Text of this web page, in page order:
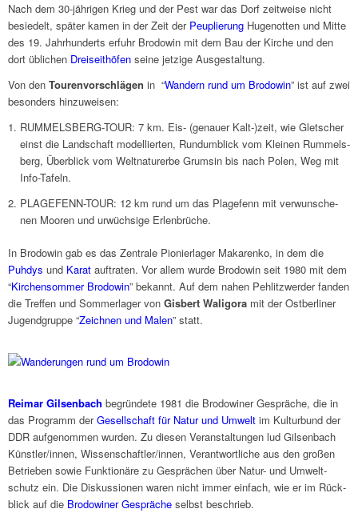
Nach dem 30-jähri­gen Krieg und der Pest war das Dorf zeit­weise nicht
besie­delt, später kamen in der Zeit der Peuplie­rung Huge­not­ten und Mitte
des 19. Jahr­hun­derts erfuhr Brodo­win mit dem Bau der Kirche und den
dort übli­chen Drei­seit­hö­fen seine jetzige Ausge­stal­tung.
Von den Touren­vor­schlä­gen in “Wandern rund um Brodo­win” ist auf zwei
beson­ders hinzu­wei­sen:
RUMMELSBERG-TOUR: 7 km. Eis- (genauer Kalt-)zeit, wie Glet­scher
einst die Land­schaft model­lier­ten, Rund­um­blick vom Klei­nen Rummels­
berg, Überblick vom Welt­na­tur­erbe Grum­sin bis nach Polen, Weg mit
Info-Tafeln.
PLAGEFENN-TOUR: 12 km rund um das Plage­fenn mit verwun­sche­
nen Mooren und urwüchsige Erlenbrüche.
In Brodo­win gab es das Zentrale Pionier­la­ger Maka­renko, in dem die
Puhdys und Karat auftra­ten. Vor allem wurde Brodo­win seit 1980 mit dem
“Kirchen­som­mer Brodo­win” bekannt. Auf dem nahen Pehlitz­wer­der fanden
die Tref­fen und Sommer­la­ger von Gisbert Wali­gora mit der Ostber­li­ner
Jugend­gruppe “Zeich­nen und Malen” statt.
Reimar Gilsen­bach begrün­dete 1981 die Brodo­wi­ner Gesprä­che, die in
das Programm derGesell­schaft für Natur und Umwelt im Kultur­bund der
DDR aufge­nom­men wurden. Zu diesen Veran­stal­tun­gen lud Gilsen­bach
Künstler/innen, Wissenschaftler/innen, Verant­wort­li­che aus den großen
Betrie­ben sowie Funk­tio­näre zu Gesprä­chen über Natur- und Umwelt­
schutz ein. Die Diskus­sio­nen waren nicht immer einfach, wie er im Rück­
blick auf die Brodo­wi­ner Gesprä­che selbst beschrieb.